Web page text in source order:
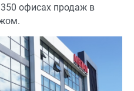
офисах продаж в